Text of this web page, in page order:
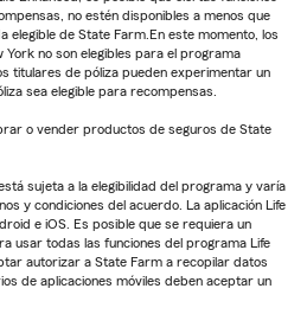
no estén disponibles a menos que
elegible de State Farm.En este momento, los
no son elegibles para el programa
titulares de póliza pueden experimentar un
sea elegible para recompensas.
o vender productos de seguros de State
sujeta a la elegibilidad del programa y varía
y condiciones del acuerdo. La aplicación Life
e iOS. Es posible que se requiera un
usar todas las funciones del programa Life
autorizar a State Farm a recopilar datos
de aplicaciones móviles deben aceptar un